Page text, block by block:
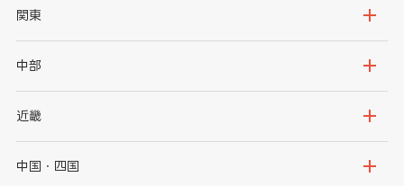
北海道
岩手県
秋田県
関東
茨城県
群馬県
千葉県
中部
新潟県
石川県
近畿
大阪府
中国・四国